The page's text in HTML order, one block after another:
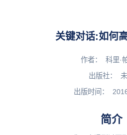
关键对话:如何
作者：
科里·
出版社：
出版时间：
简介